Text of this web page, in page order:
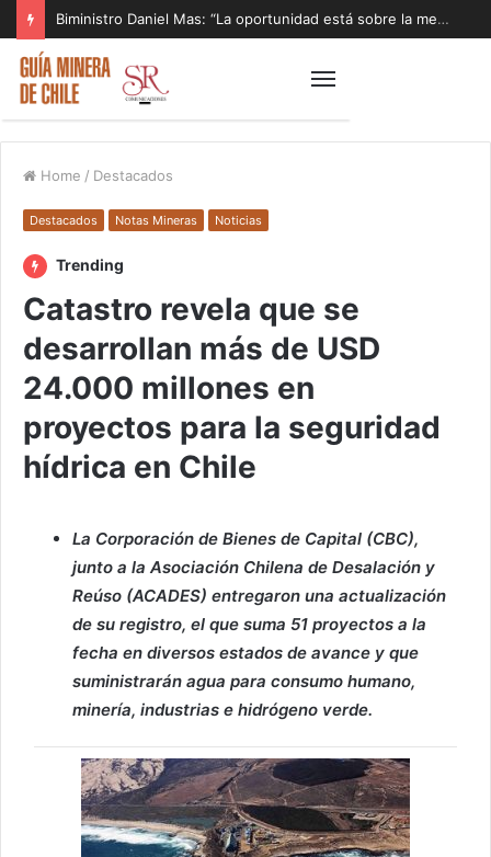
Biministro Daniel Mas: “La oportunidad está sobre la mesa y tenemos que aprovecharla”
Home / Destacados
Destacados Notas Mineras Noticias
Trending
Catastro revela que se
desarrollan más de USD
24.000 millones en
proyectos para la seguridad
hídrica en Chile
La Corporación de Bienes de Capital (CBC),
junto a la Asociación Chilena de Desalación y
Reúso (ACADES) entregaron una actualización
de su registro, el que suma 51 proyectos a la
fecha en diversos estados de avance y que
suministrarán agua para consumo humano,
minería, industrias e hidrógeno verde.